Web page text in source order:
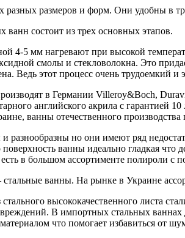
размеров и форм. Они удобны в
ванн состоит из трех основных этапов.
4-5 мм нагревают при высокой
смолы и стекловолокна. Это
Ведь этот процесс очень трудоемкий
в Германии Villeroy&Boch,
английского акрила с
ванны отечественного
разнообразны но они имеют ряд
ванны идеально гладкая
в большом ассортименте полироли с
ванны. На рынке в Украине
высококачественного листа
В импортных стальных ваннах
что помогает избавиться от